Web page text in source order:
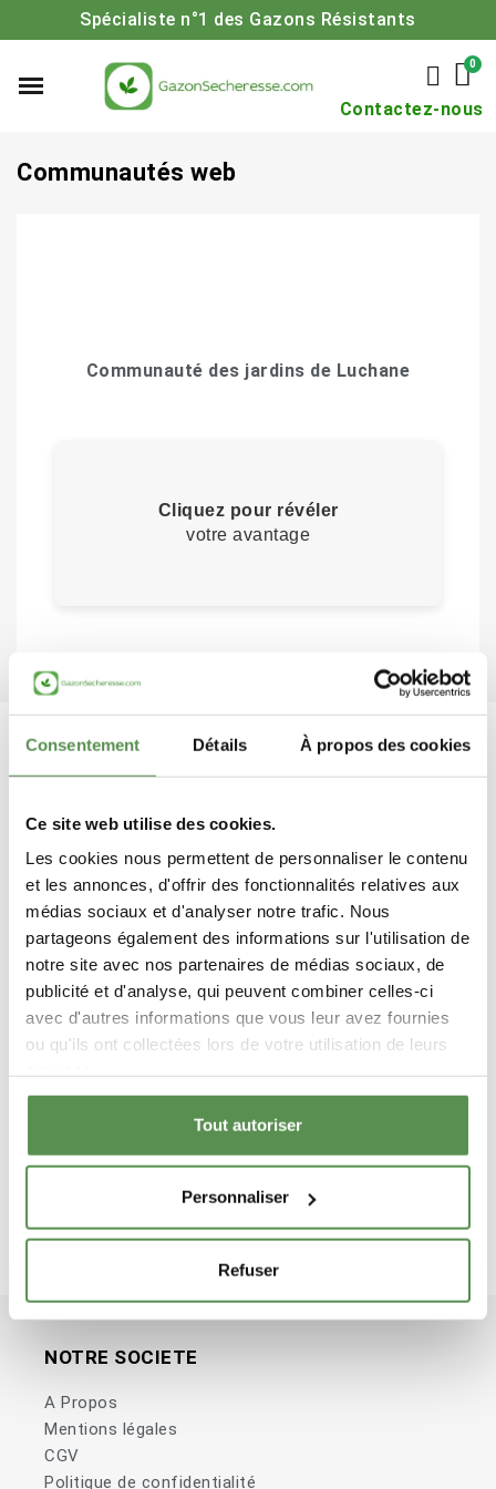
Consentement Détails À propos des cookies
Ce site web utilise des cookies.
Les cookies nous permettent de personnaliser le contenu
et les annonces, d'offrir des fonctionnalités relatives aux
médias sociaux et d'analyser notre trafic. Nous
partageons également des informations sur l'utilisation de
notre site avec nos partenaires de médias sociaux, de
publicité et d'analyse, qui peuvent combiner celles-ci
avec d'autres informations que vous leur avez fournies
ou qu'ils ont collectées lors de votre utilisation de leurs
Tout autoriser
Personnaliser
Refuser
Spécialiste n°1 des Gazons Résistants
Contactez-nous
Communautés web
Communauté des jardins de Luchane
Cliquez pour révéler
votre avantage
PORT REDUITS
Départ du colis sous 48h
PAIEMENT SECURISE
-7 % dès 350 €
-8 % dès 450 €
-10 % dès 550 €
NOTRE SOCIETE
A Propos
Mentions légales
CGV
Politique de confidentialité